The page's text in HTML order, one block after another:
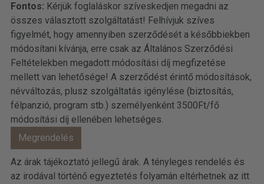
Fontos: Kérjük foglaláskor szíveskedjen megadni az
összes választott szolgáltatást! Felhívjuk szíves
figyelmét, hogy amennyiben szerződését a későbbiekben
módosítani kívánja, erre csak az Általános Szerződési
Feltételekben megadott módosítási díj megfizetése
mellett van lehetősége! A szerződést érintő módosítások,
névváltozás, plusz szolgáltatás igénylése (biztosítás,
félpanzió, program stb.) személyenként 3500Ft/fő
módosítási díj ellenében lehetséges.
Az árak tájékoztató jellegű árak. A tényleges rendelés és
az irodával történő egyeztetés folyamán eltérhetnek az itt